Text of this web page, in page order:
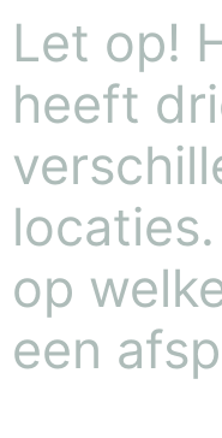
Let op!
heeft
op
een